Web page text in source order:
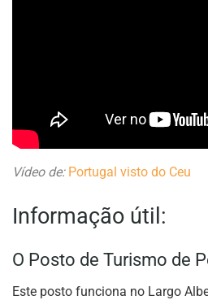
Vídeo de: Portugal visto do Ceu
Informação útil:
O Posto de Turismo de
Este posto funciona no Largo